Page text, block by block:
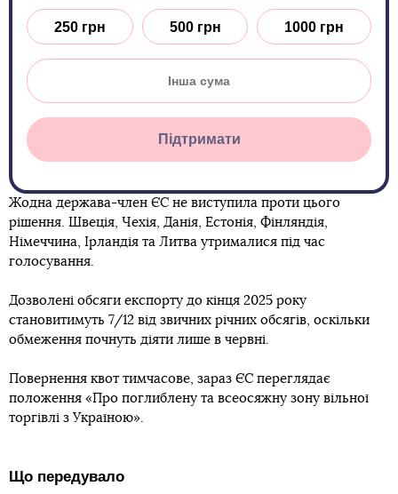
250 грн 500 грн 1000 грн
Підтримати
Жодна держава-член ЄС не виступила проти цього
рішення. Швеція, Чехія, Данія, Естонія, Фінляндія,
Німеччина, Ірландія та Литва утрималися під час
голосування.
Дозволені обсяги експорту до кінця 2025 року
становитимуть 7/12 від звичних річних обсягів, оскільки
обмеження почнуть діяти лише в червні.
Повернення квот тимчасове, зараз ЄС переглядає
положення «Про поглиблену та всеосяжну зону вільної
торгівлі з Україною».
Що передувало